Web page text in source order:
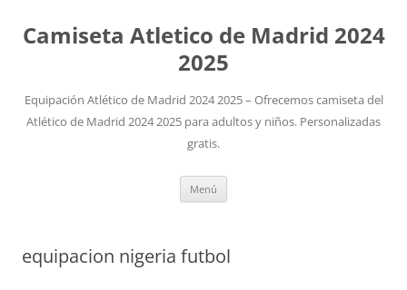
Camiseta Atletico de Madrid 2024
2025
Equipación Atlético de Madrid 2024 2025 – Ofrecemos camiseta del
Atlético de Madrid 2024 2025 para adultos y niños. Personalizadas
gratis.
Menú
equipacion nigeria futbol